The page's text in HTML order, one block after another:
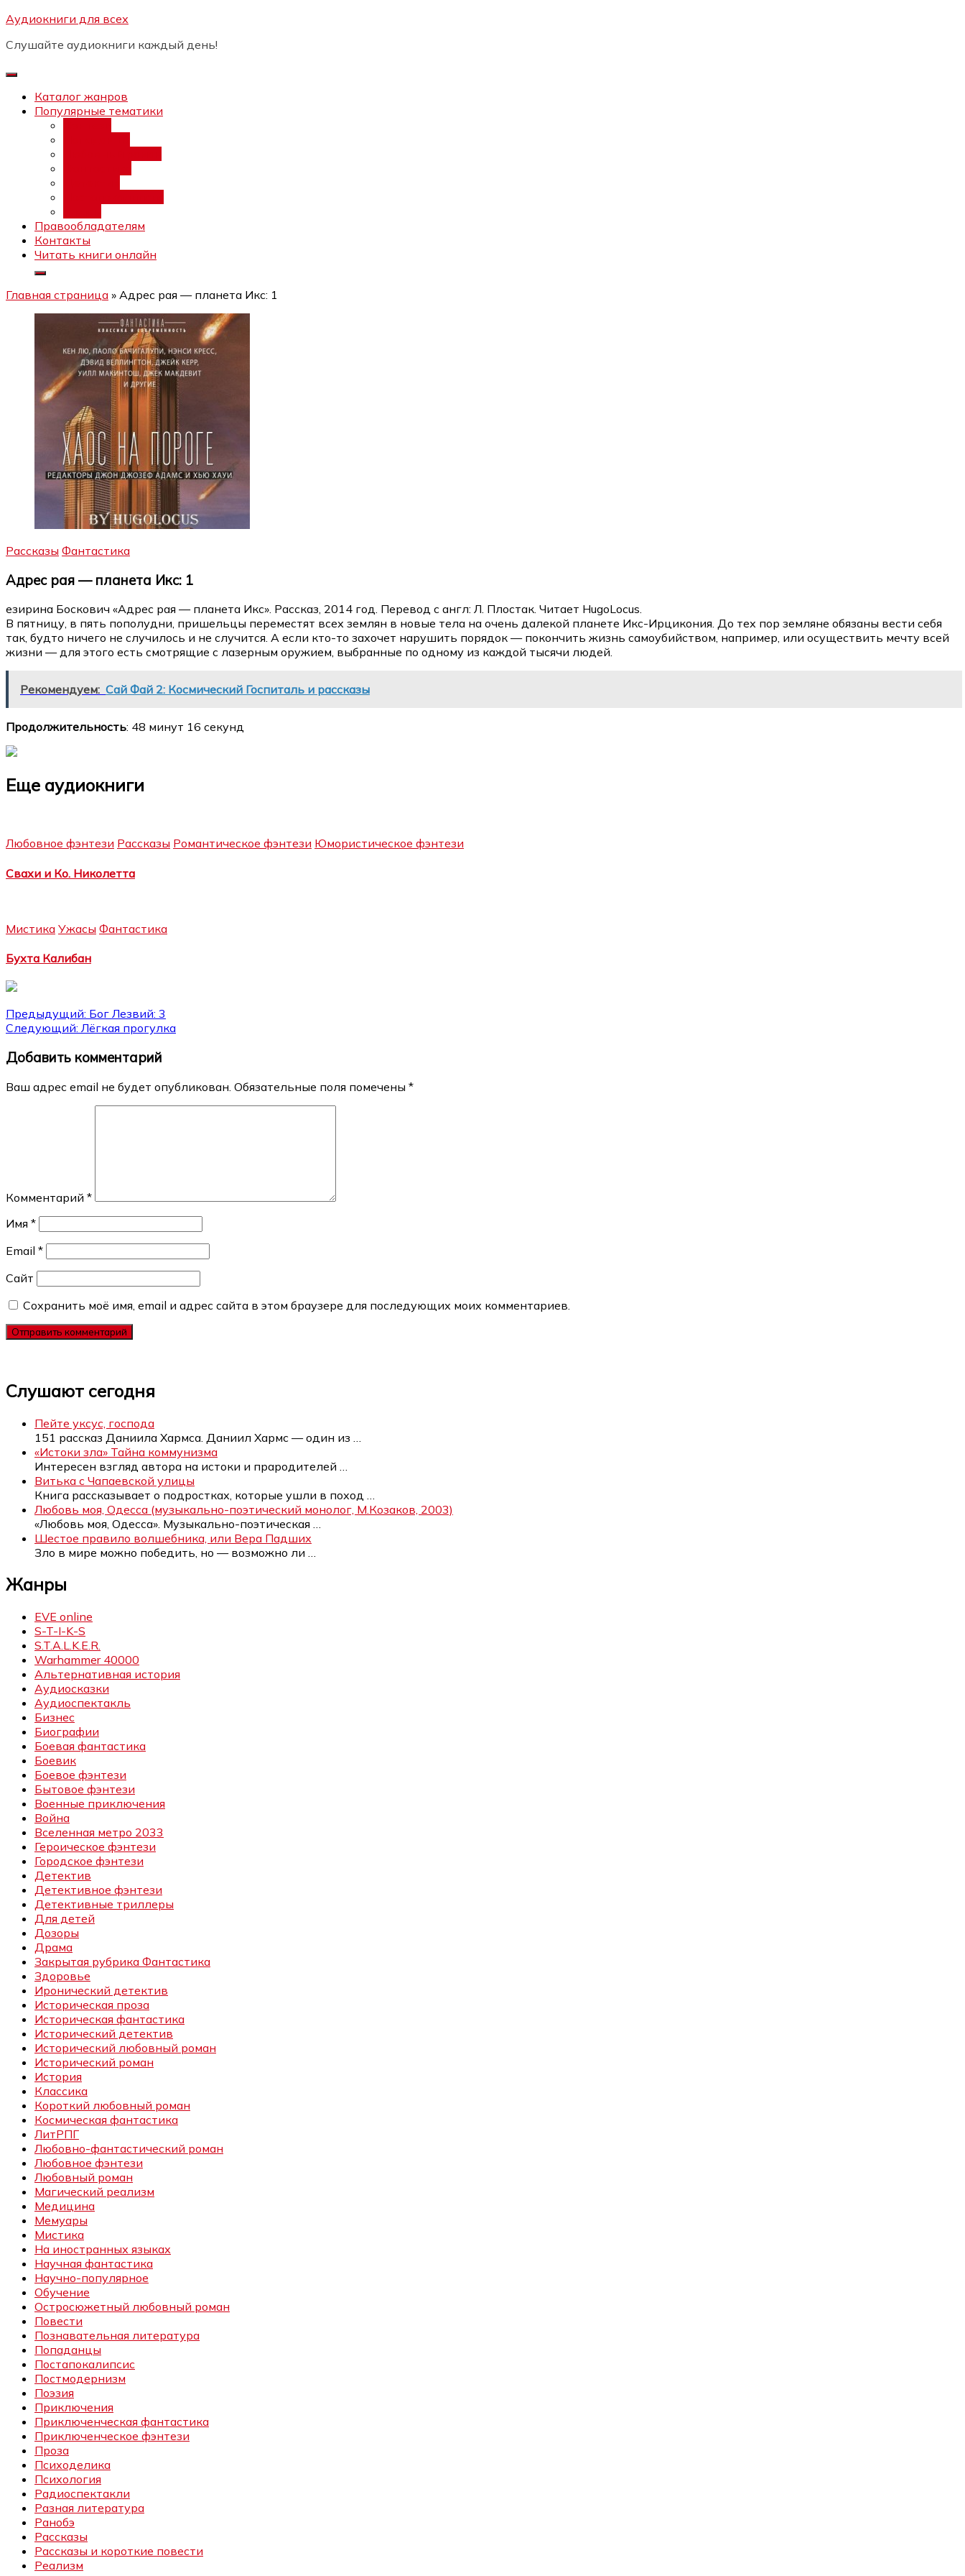
Перейти
содержимому
Аудиокниги для всех
Слушайте аудиокниги каждый день!
Каталог жанров
Популярные тематики
Правообладателям
Контакты
Читать книги онлайн
Главная страница » Адрес рая — планета Икс: 1
Рассказы Фантастика
Адрес рая — планета Икс: 1
езирина Боскович «Адрес рая — планета Икс». Рассказ, 2014 год. Перевод с англ: Л. Плостак. Читает HugoLocus.
В пятницу, в пять пополудни, пришельцы переместят всех землян в новые тела на очень далекой планете Икс-Ирцикония. До тех пор земляне обязаны вести себя
так, будто ничего не случилось и не случится. А если кто-то захочет нарушить порядок — покончить жизнь самоубийством, например, или осуществить мечту всей
жизни — для этого есть смотрящие с лазерным оружием, выбранные по одному из каждой тысячи людей.
Рекомендуем: Сай Фай 2: Космический Госпиталь и рассказы
Продолжительность: 48 минут 16 секунд
Еще аудиокниги
Любовное фэнтези Рассказы Романтическое фэнтези Юмористическое фэнтези
Свахи и Ко. Николетта
Мистика Ужасы Фантастика
Бухта Калибан
Навигация
по
записям
Предыдущий: Бог Лезвий: 3
Следующий: Лёгкая прогулка
Добавить комментарий
Ваш адрес email не будет опубликован. Обязательные поля помечены *
Комментарий *
Имя *
Email *
Сайт
Сохранить моё имя, email и адрес сайта в этом браузере для последующих моих комментариев.
Слушают сегодня
Пейте уксус, господа
151 рассказ Даниила Хармса. Даниил Хармс — один из
«Истоки зла» Тайна коммунизма
Интересен взгляд автора на истоки и прародителей
Витька с Чапаевской улицы
Книга рассказывает о подростках, которые ушли в поход
Любовь моя, Одесса (музыкально-поэтический монолог, М.Козаков, 2003)
«Любовь моя, Одесса». Музыкально-поэтическая
Шестое правило волшебника, или Вера Падших
Зло в мире можно победить, но — возможно ли
Жанры
EVE online
S-T-I-K-S
S.T.A.L.K.E.R.
Warhammer 40000
Альтернативная история
Аудиосказки
Аудиоспектакль
Бизнес
Биографии
Боевая фантастика
Боевик
Боевое фэнтези
Бытовое фэнтези
Военные приключения
Война
Вселенная метро 2033
Героическое фэнтези
Городское фэнтези
Детектив
Детективное фэнтези
Детективные триллеры
Для детей
Дозоры
Драма
Закрытая рубрика Фантастика
Здоровье
Иронический детектив
Историческая проза
Историческая фантастика
Исторический детектив
Исторический любовный роман
Исторический роман
История
Классика
Короткий любовный роман
Космическая фантастика
ЛитРПГ
Любовно-фантастический роман
Любовное фэнтези
Любовный роман
Магический реализм
Медицина
Мемуары
Мистика
На иностранных языках
Научная фантастика
Научно-популярное
Обучение
Остросюжетный любовный роман
Повести
Познавательная литература
Попаданцы
Постапокалипсис
Постмодернизм
Поэзия
Приключения
Приключенческая фантастика
Приключенческое фэнтези
Проза
Психоделика
Психология
Радиоспектакли
Разная литература
Ранобэ
Рассказы
Рассказы и короткие повести
Реализм